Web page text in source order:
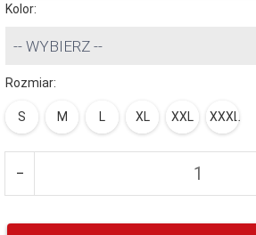
Kolor:
-- WYBIERZ --
Rozmiar:
S M L XL XXL XXXL